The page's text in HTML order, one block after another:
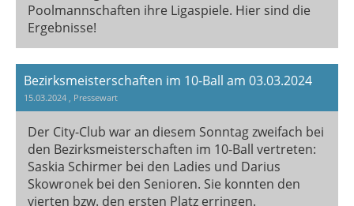
Poolmannschaften ihre Ligaspiele. Hier sind die
Ergebnisse!
Bezirksmeisterschaften im 10-Ball am 03.03.2024
15.03.2024 , Pressewart
Der City-Club war an diesem Sonntag zweifach bei
den Bezirksmeisterschaften im 10-Ball vertreten:
Saskia Schirmer bei den Ladies und Darius
Skowronek bei den Senioren. Sie konnten den
vierten bzw. den ersten Platz erringen.